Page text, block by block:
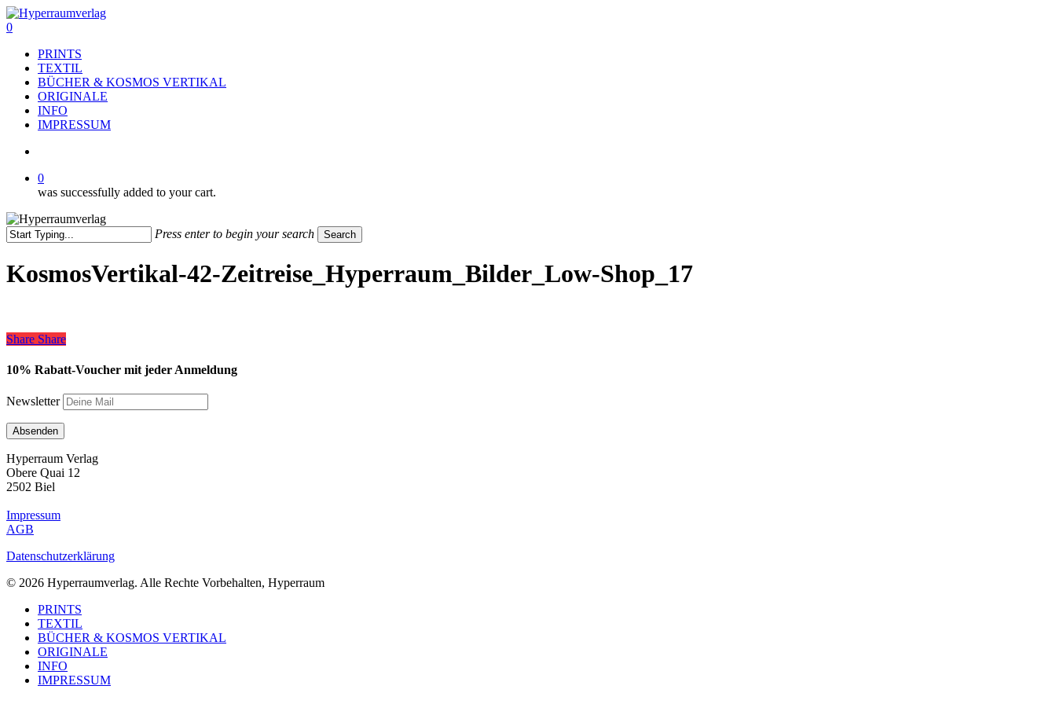
Skip
to
content
search
0
PRINTS
TEXTIL
BÜCHER & KOSMOS VERTIKAL
ORIGINALE
INFO
IMPRESSUM
0
was successfully added to your cart.
Press enter to begin your search Search
Search
KosmosVertikal-42-Zeitreise_Hyperraum_Bilder_Low-Shop_17
Share
Share Share
10% Rabatt-Voucher mit jeder Anmeldung
Newsletter
Hyperraum Verlag
Obere Quai 12
2502 Biel
Impressum
AGB
Datenschutzerklärung
© 2026 Hyperraumverlag. Alle Rechte Vorbehalten, Hyperraum
Close
Menu
PRINTS
TEXTIL
BÜCHER & KOSMOS VERTIKAL
ORIGINALE
INFO
IMPRESSUM